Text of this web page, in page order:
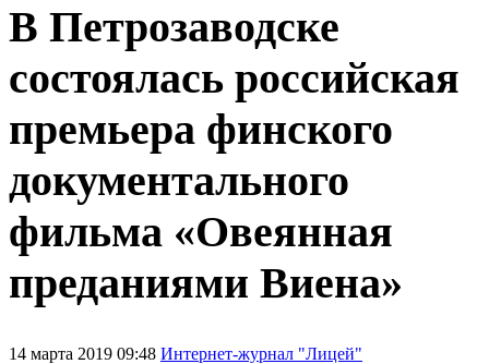
В Петрозаводске
состоялась российская
премьера финского
документального
фильма «Овеянная
преданиями Виена»
14 марта 2019 09:48 Интернет-журнал "Лицей"